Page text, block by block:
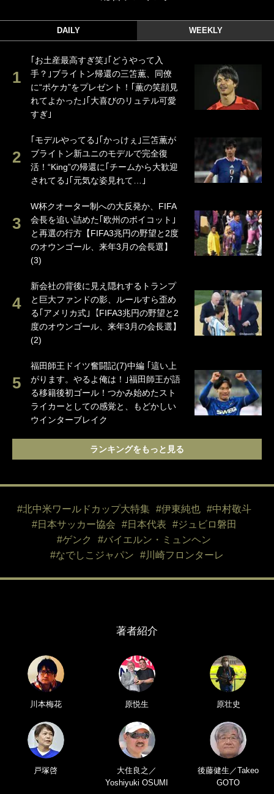
DAILY WEEKLY
｢お土産最高すぎ笑｣｢どうやって入
手？｣ブライトン帰還の三笘薫、同僚
に“ポケカ”をプレゼント！｢薫の笑顔見
れてよかった｣｢大喜びのリュテル可愛
すぎ｣
｢モデルやってる｣｢かっけぇ｣三笘薫が
ブライトン新ユニのモデルで完全復
活！“King”の帰還に｢チームから大歓迎
されてる｣｢元気な姿見れて…｣
W杯クオーター制への大反発か、FIFA
会長を追い詰めた｢欧州のボイコット｣
と再選の行方【FIFA3兆円の野望と2度
のオウンゴール、来年3月の会長選】
(3)
新会社の背後に見え隠れするトランプ
と巨大ファンドの影、ルールすら歪め
る｢アメリカ式｣【FIFA3兆円の野望と2
度のオウンゴール、来年3月の会長選】
(2)
福田師王ドイツ奮闘記(7)中編 ｢這い上
がります。やるよ俺は！｣福田師王が語
る移籍後初ゴール！つかみ始めたスト
ライカーとしての感覚と、もどかしい
ウインターブレイク
ランキングをもっと見る
#北中米ワールドカップ大特集 #伊東純也
#中村敬斗
#日本サッカー協会
#日本代表
#ジュビロ磐田
#ゲンク
#バイエルン・ミュンヘン
#なでしこジャパン
#川崎フロンターレ
著者紹介
川本梅花 原悦生 原壮史
戸塚啓
大住良之／
Yoshiyuki OSUMI
後藤健生／Takeo
GOTO